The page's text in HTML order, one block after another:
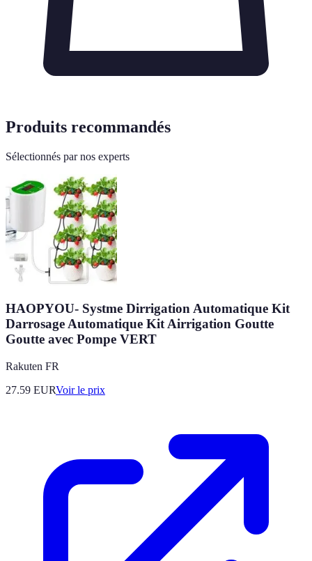
Produits recommandés
Sélectionnés par nos experts
HAOPYOU- Systme Dirrigation Automatique Kit
Darrosage Automatique Kit Airrigation Goutte
Goutte avec Pompe VERT
Rakuten FR
27.59 EURVoir le prix